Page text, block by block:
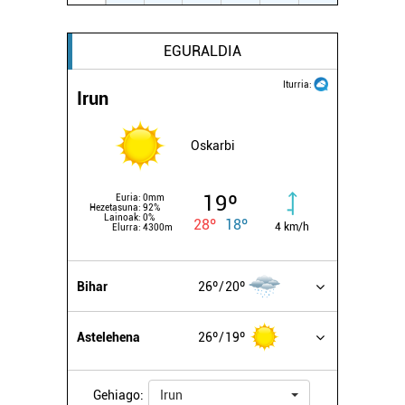
EGURALDIA
Iturria:
Irun
Oskarbi
Euria: 0mm
Hezetasuna: 92%
Lainoak: 0%
Elurra: 4300m
19º
28º 18º 4 km/h
Bihar 26º 20º
Astelehena 26º 19º
Gehiago: Irun